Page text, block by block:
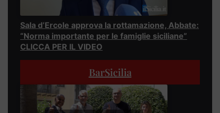
Sala d’Ercole approva la rottamazione, Abbate:
“Norma importante per le famiglie siciliane”
CLICCA PER IL VIDEO
BarSicilia